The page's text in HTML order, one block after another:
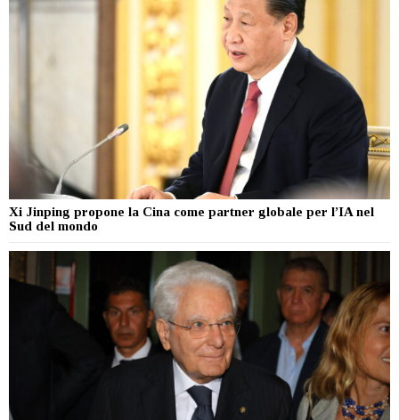
Xi Jinping propone la Cina come partner globale per l’IA nel
Sud del mondo